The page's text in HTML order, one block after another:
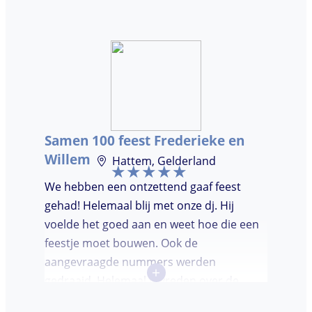
je geld. De gasten vroegen zich af waar ik
Samen 100 feest Frederieke en
Willem
Hattem, Gelderland
We hebben een ontzettend gaaf feest
gehad! Helemaal blij met onze dj. Hij
voelde het goed aan en weet hoe die een
feestje moet bouwen. Ook de
aangevraagde nummers werden
gedraaid. Helemaal tevreden over de
+